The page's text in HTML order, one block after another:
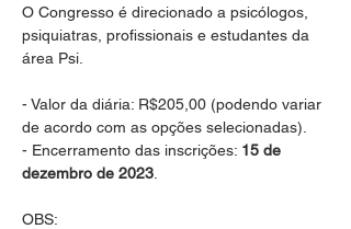
O Congresso é direcionado a psicólogos,
psiquiatras, profissionais e estudantes da
área Psi.
- Valor da diária: R$205,00 (podendo variar
de acordo com as opções selecionadas).
- Encerramento das inscrições: 15 de
dezembro de 2023
OBS: